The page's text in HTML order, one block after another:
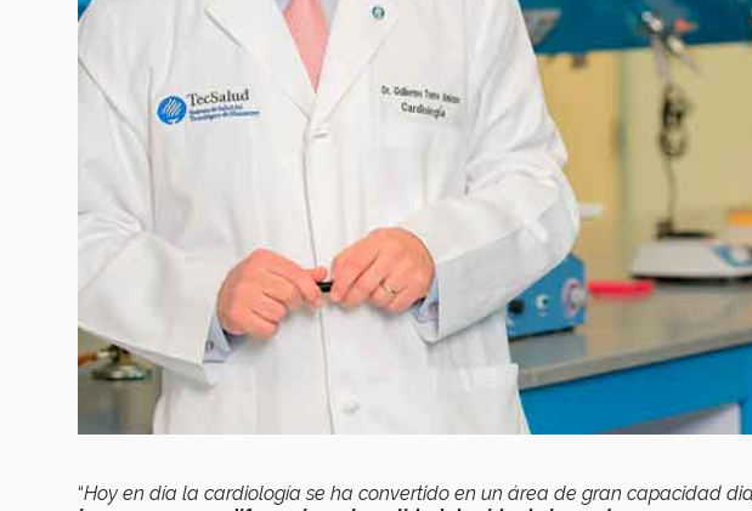
“Hoy en día la cardiología se ha convertido en un área de gran capacidad